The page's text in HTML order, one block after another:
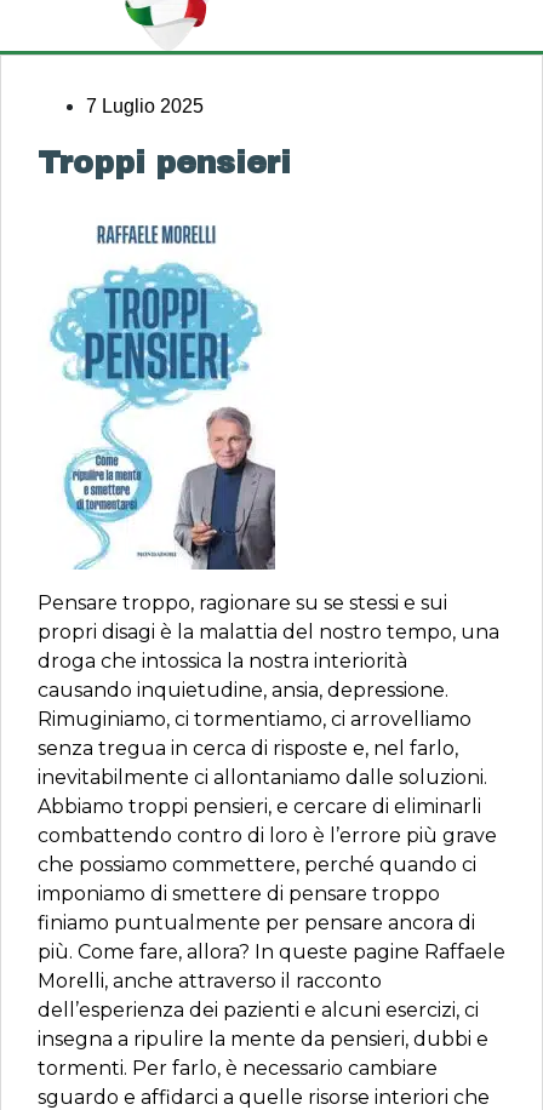
7 Luglio 2025
Troppi pensieri
Pensare troppo, ragionare su se stessi e sui
propri disagi è la malattia del nostro tempo, una
droga che intossica la nostra interiorità
causando inquietudine, ansia, depressione.
Rimuginiamo, ci tormentiamo, ci arrovelliamo
senza tregua in cerca di risposte e, nel farlo,
inevitabilmente ci allontaniamo dalle soluzioni.
Abbiamo troppi pensieri, e cercare di eliminarli
combattendo contro di loro è l’errore più grave
che possiamo commettere, perché quando ci
imponiamo di smettere di pensare troppo
finiamo puntualmente per pensare ancora di
più. Come fare, allora? In queste pagine Raffaele
Morelli, anche attraverso il racconto
dell’esperienza dei pazienti e alcuni esercizi, ci
insegna a ripulire la mente da pensieri, dubbi e
tormenti. Per farlo, è necessario cambiare
sguardo e affidarci a quelle risorse interiori che